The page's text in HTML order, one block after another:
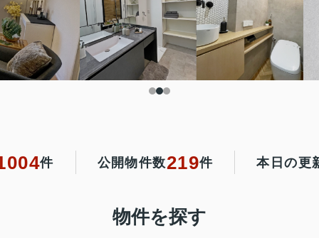
件 公開物件数219件 本日の更
物件を探す